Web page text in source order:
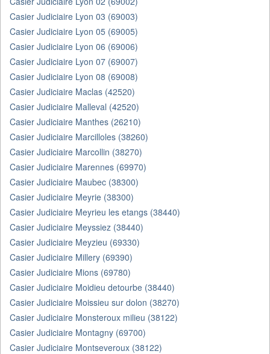
Casier Judiciaire Lyon 03 (69003)
Casier Judiciaire Lyon 05 (69005)
Casier Judiciaire Lyon 06 (69006)
Casier Judiciaire Lyon 07 (69007)
Casier Judiciaire Lyon 08 (69008)
Casier Judiciaire Maclas (42520)
Casier Judiciaire Malleval (42520)
Casier Judiciaire Manthes (26210)
Casier Judiciaire Marcilloles (38260)
Casier Judiciaire Marcollin (38270)
Casier Judiciaire Marennes (69970)
Casier Judiciaire Maubec (38300)
Casier Judiciaire Meyrie (38300)
Casier Judiciaire Meyrieu les etangs (38440)
Casier Judiciaire Meyssiez (38440)
Casier Judiciaire Meyzieu (69330)
Casier Judiciaire Millery (69390)
Casier Judiciaire Mions (69780)
Casier Judiciaire Moidieu detourbe (38440)
Casier Judiciaire Moissieu sur dolon (38270)
Casier Judiciaire Monsteroux milieu (38122)
Casier Judiciaire Montagny (69700)
Casier Judiciaire Montseveroux (38122)